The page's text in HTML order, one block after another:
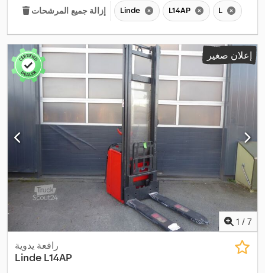
إزالة جميع المرشحات Linde L14AP L
إعلان صغير
1 / 7
رافعة يدوية
Linde L14AP